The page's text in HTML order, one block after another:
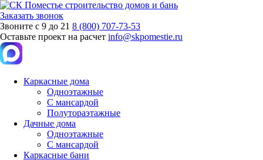
Заказать звонок
Звоните с 9 до 21 8 (800) 707-73-53
Оставьте проект на расчет info@skpomestie.ru
Каркасные дома
Одноэтажные
С мансардой
Полутораэтажные
Дачные дома
Одноэтажные
С мансардой
Каркасные бани